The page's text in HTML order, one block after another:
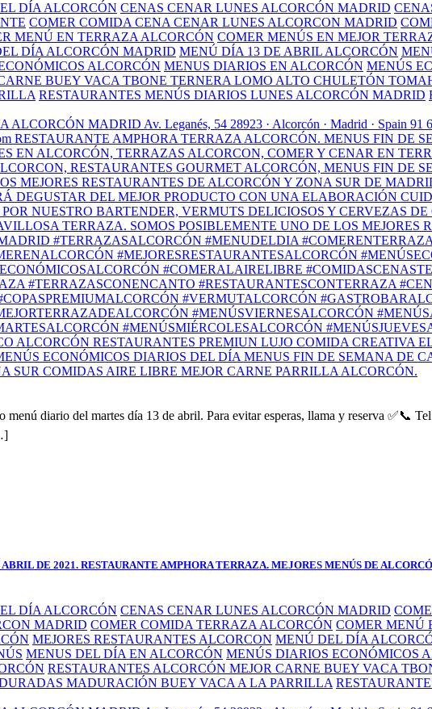
DÍA ALCORCÓN CENAS CENAR LUNES ALCORCÓN MADRID
COMER COMIDA CENA CENAR LUNES ALCORCON MADRID
MENÚ EN TERRAZA ALCORCÓN COMER MENÚS EN MEJOR
DÍA ALCORCÓN MADRID MENÚ DÍA 13 DE ABRIL ALCORCÓN
ALCORCÓN MENUS DIARIOS EN ALCORCÓN MENÚS
BUEY VACA TBONE TERNERA LOMO ALTO CHULETÓN
RESTAURANTES MENÚS DIARIOS LUNES ALCORCÓN MADRID
diario del martes día 13 de abril. Para evitar esperas, llama y reserva ✅📞
DE 2021. RESTAURANTE AMPHORA TERRAZA. MEJORES MENÚS DE
DÍA ALCORCÓN CENAS CENAR LUNES ALCORCÓN MADRID
MADRID COMER COMIDA TERRAZA ALCORCÓN COMER MENÚ
MEJORES RESTAURANTES ALCORCON MENÚ DEL DÍA
MENUS DEL DÍA EN ALCORCÓN MENÚS DIARIOS ECONÓMICOS
RESTAURANTES ALCORCÓN MEJOR CARNE BUEY VACA
MADURACIÓN BUEY VACA A LA PARRILLA